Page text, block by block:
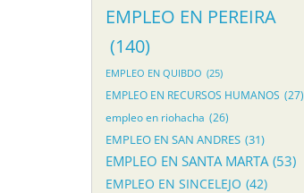
EMPLEO EN PEREIRA
(140)
EMPLEO EN QUIBDO (25)
EMPLEO EN RECURSOS HUMANOS (27)
empleo en riohacha (26)
EMPLEO EN SAN ANDRES (31)
EMPLEO EN SANTA MARTA (53)
EMPLEO EN SINCELEJO (42)